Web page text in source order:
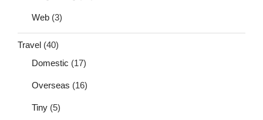
Web (3)
Travel (40)
Domestic (17)
Overseas (16)
Tiny (5)